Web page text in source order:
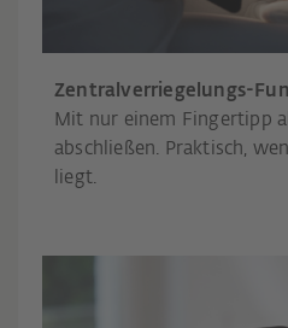
Zentralverriegelungs-
Mit nur einem Fingertipp
abschließen. Praktisch,
liegt.